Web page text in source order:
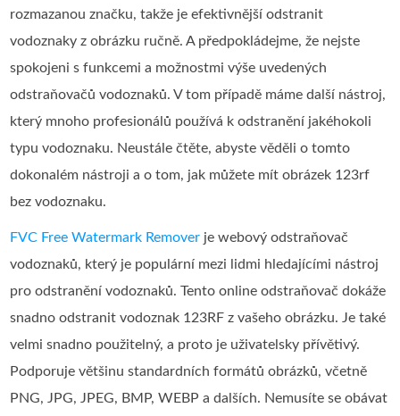
rozmazanou značku, takže je efektivnější odstranit
vodoznaky z obrázku ručně. A předpokládejme, že nejste
spokojeni s funkcemi a možnostmi výše uvedených
odstraňovačů vodoznaků. V tom případě máme další nástroj,
který mnoho profesionálů používá k odstranění jakéhokoli
typu vodoznaku. Neustále čtěte, abyste věděli o tomto
dokonalém nástroji a o tom, jak můžete mít obrázek 123rf
bez vodoznaku.
FVC Free Watermark Remover je webový odstraňovač
vodoznaků, který je populární mezi lidmi hledajícími nástroj
pro odstranění vodoznaků. Tento online odstraňovač dokáže
snadno odstranit vodoznak 123RF z vašeho obrázku. Je také
velmi snadno použitelný, a proto je uživatelsky přívětivý.
Podporuje většinu standardních formátů obrázků, včetně
PNG, JPG, JPEG, BMP, WEBP a dalších. Nemusíte se obávat